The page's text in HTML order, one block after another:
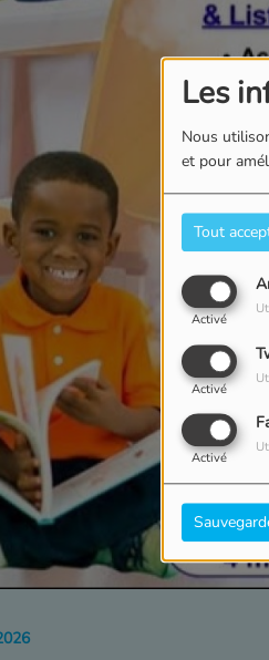
Les
Nous
et pour
Tout
Activé
Activé
Activé